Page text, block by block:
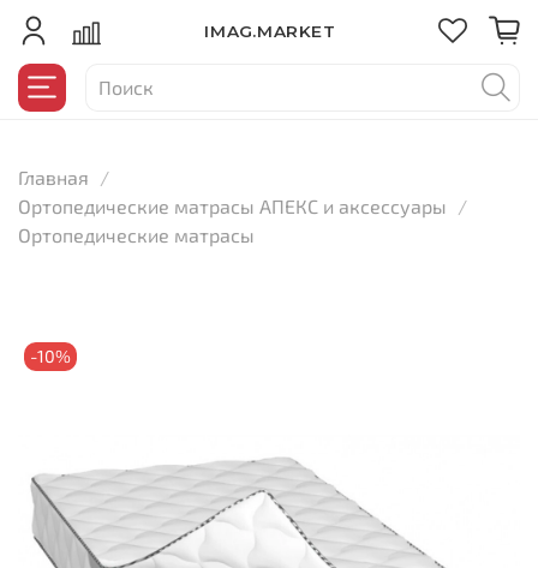
IMAG.MARKET
Главная
Ортопедические матрасы АПЕКС и аксессуары
Ортопедические матрасы
-10%